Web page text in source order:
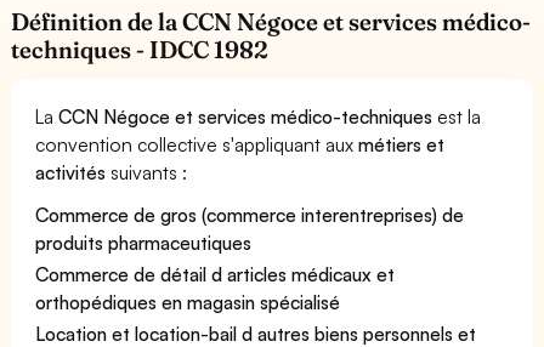
Définition de la CCN Négoce et services médico-
techniques - IDCC 1982
LaCCN Négoce et services médico-techniques est la
convention collective s'appliquant auxmétiers et
activités suivants :
Commerce de gros (commerce interentreprises) de
produits pharmaceutiques
Commerce de détail d articles médicaux et
orthopédiques en magasin spécialisé
Location et location-bail d autres biens personnels et